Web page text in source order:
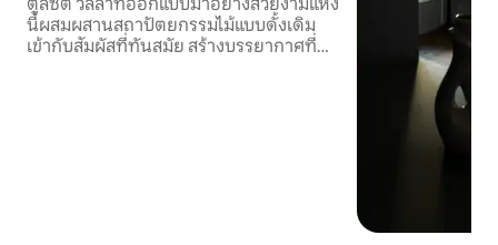
นี้ผสมผสานสถาปัตยกรรมไม้แบบดั้งเดิม
เข้ากับสัมผัสที่ทันสมัย สร้างบรรยากาศที่มี